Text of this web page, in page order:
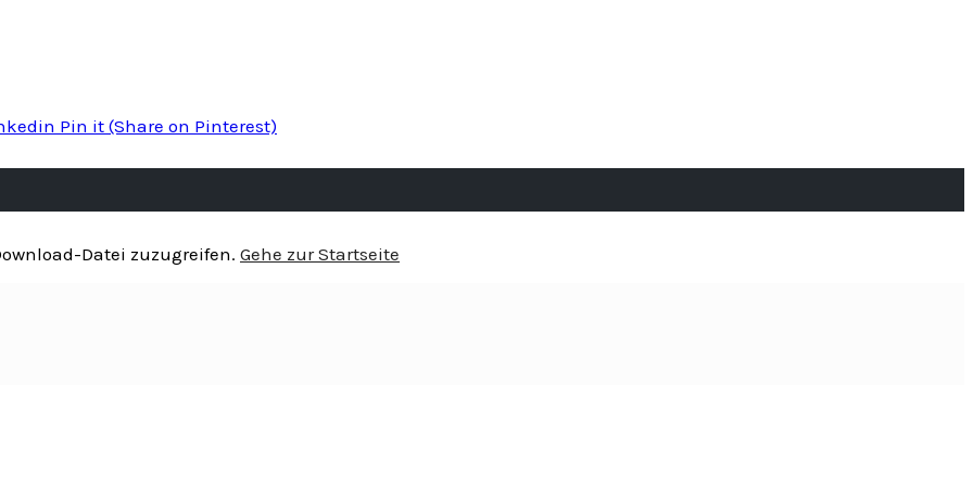
Pin it (Share on Pinterest)
Datei zuzugreifen. Gehe zur Startseite